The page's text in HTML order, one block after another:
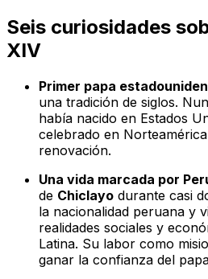
Seis curiosidades
XIV
Primer papa
una tradición de siglos.
había nacido en Estados
celebrado en
renovación.
Una vida marcada por
de Chiclayo durante casi
la nacionalidad peruana y
realidades sociales y
Latina. Su labor como
ganar la confianza del